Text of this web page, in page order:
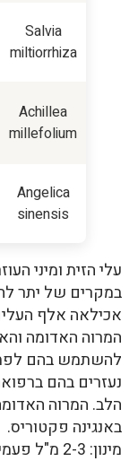
Salvia
miltiorrhiza
Achillea
millefolium
Angelica
sinensis
עלי הזית ומיני
במקרים של יתר
אכילאה אלף
המרוה האדומה
להשתמש בהם
נעזרים בהם
הלב. המרוה
באנגינה פקטוריס.
מינון: 2-3 מ"ל פעמיים ביום.